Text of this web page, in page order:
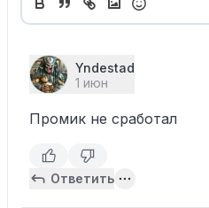
Yndestad
1 июн
Промик не сработал
Ответить